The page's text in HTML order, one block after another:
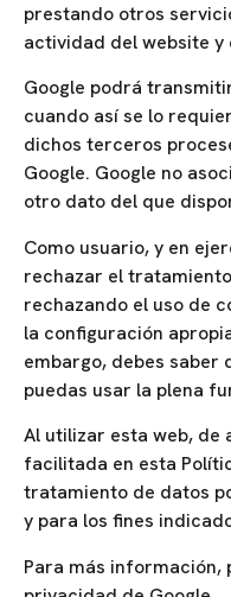
prestando otros
actividad del website y
Google podrá
cuando así se lo
dichos terceros
Google. Google no
otro dato del que
Como usuario, y en
rechazar el
rechazando el uso de
la configuración
embargo, debes saber
puedas usar la plena
Al utilizar esta web, de
facilitada en esta
tratamiento de datos
y para los fines
Para más información,